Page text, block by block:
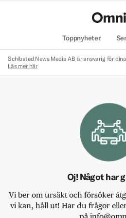
Toppnyheter
Schibsted News Media AB är ansvarig för
Läs mer här
Oj! Något har
Vi ber om ursäkt och försöker
vi kan, håll ut! Har du frågor